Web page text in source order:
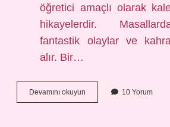
öğretici amaçlı olarak
hikayelerdir.
fantastik olaylar ve
alır. Bir…
Devamını okuyun
türü
10 Yorum